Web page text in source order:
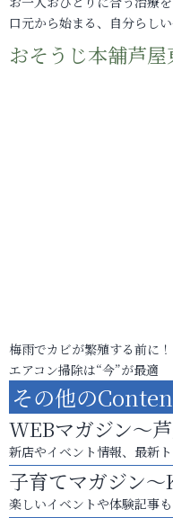
口元から始まる、自分らし
おそうじ本舗芦屋
梅雨でカビが繁殖する前に！
エアコン掃除は“今”が最適
その他の
WEBマガジン～
新店やイベント情報、最新
子育てマガジン
楽しいイベントや体験記事も